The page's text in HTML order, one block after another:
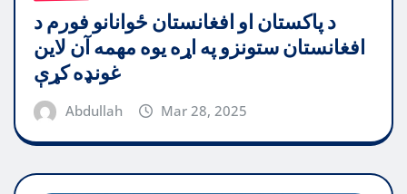
د پاکستان او افغانستان ځوانانو فورم د
افغانستان ستونزو په اړه یوه مهمه آن لاین
غونډه کړې
Abdullah Mar 28, 2025